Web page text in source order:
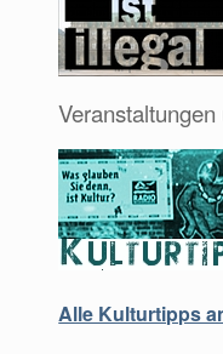
Alle Kulturtipps